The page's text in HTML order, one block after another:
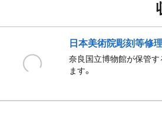
日本美術院彫刻等修
奈良国立博物館が保管す
ます。